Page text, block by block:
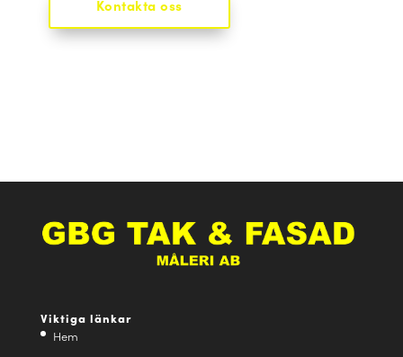
Kontakta oss
Viktiga länkar
Hem